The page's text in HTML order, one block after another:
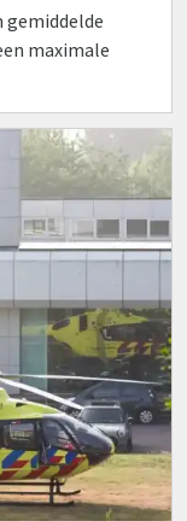
gemiddelde
maximale